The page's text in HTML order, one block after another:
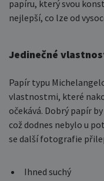
papíru, který svou
nejlepší, co lze od
Jedinečné
Papír typu
vlastnostmi, které
očekává. Dobrý papír
což dodnes nebylo u
se další fotografie
Ihned suchý